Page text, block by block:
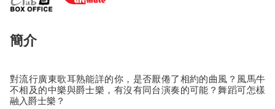
簡介
對流行廣東歌耳熟能詳的你，是否厭倦了相約的曲風？風馬牛
不相及的中樂與爵士樂，有沒有同台演奏的可能？舞蹈可怎樣
融入爵士樂？